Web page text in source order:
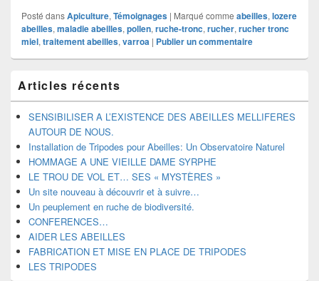
Posté dansApiculture, Témoignages | Marqué comme abeilles, lozere
abeilles, maladie abeilles, pollen, ruche-tronc, rucher, rucher tronc
miel, traitement abeilles, varroa | Publier un commentaire
principale
de
widget
barre
latérale
Articles récents
SENSIBILISER A L’EXISTENCE DES ABEILLES MELLIFERES
AUTOUR DE NOUS.
Installation de Tripodes pour Abeilles: Un Observatoire Naturel
HOMMAGE A UNE VIEILLE DAME SYRPHE
LE TROU DE VOL ET… SES « MYSTÈRES »
Un site nouveau à découvrir et à suivre…
Un peuplement en ruche de biodiversité.
CONFERENCES…
AIDER LES ABEILLES
FABRICATION ET MISE EN PLACE DE TRIPODES
LES TRIPODES